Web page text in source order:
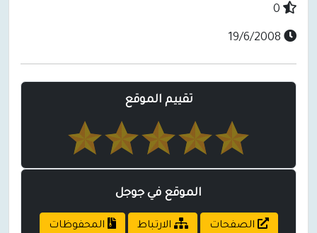
تقييم الموقع
الموقع في جوجل
الصفحات الارتباط المحفوظات